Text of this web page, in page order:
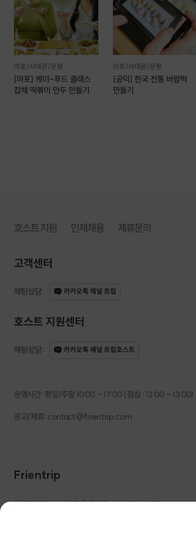
마포/서대문/은평
[마포] 케이-푸드 클래스
잡채 떡볶이 만두 만들기
마포/서대문/은평
[공덕] 한국 전통 바람떡
만들기
호스트 지원 인재채용 제휴문의
고객센터
채팅상담: 카카오톡 채널 프립
호스트 지원센터
채팅상담: 카카오톡 채널 프립호스트
운영시간: 평일/주말 10:00 - 17:00 (점심 : 12:00 - 13:00)
광고/제휴: contact@frientrip.com
Frientrip
㈜프렌트립 | 사업자 등록번호 : 261-81-04385